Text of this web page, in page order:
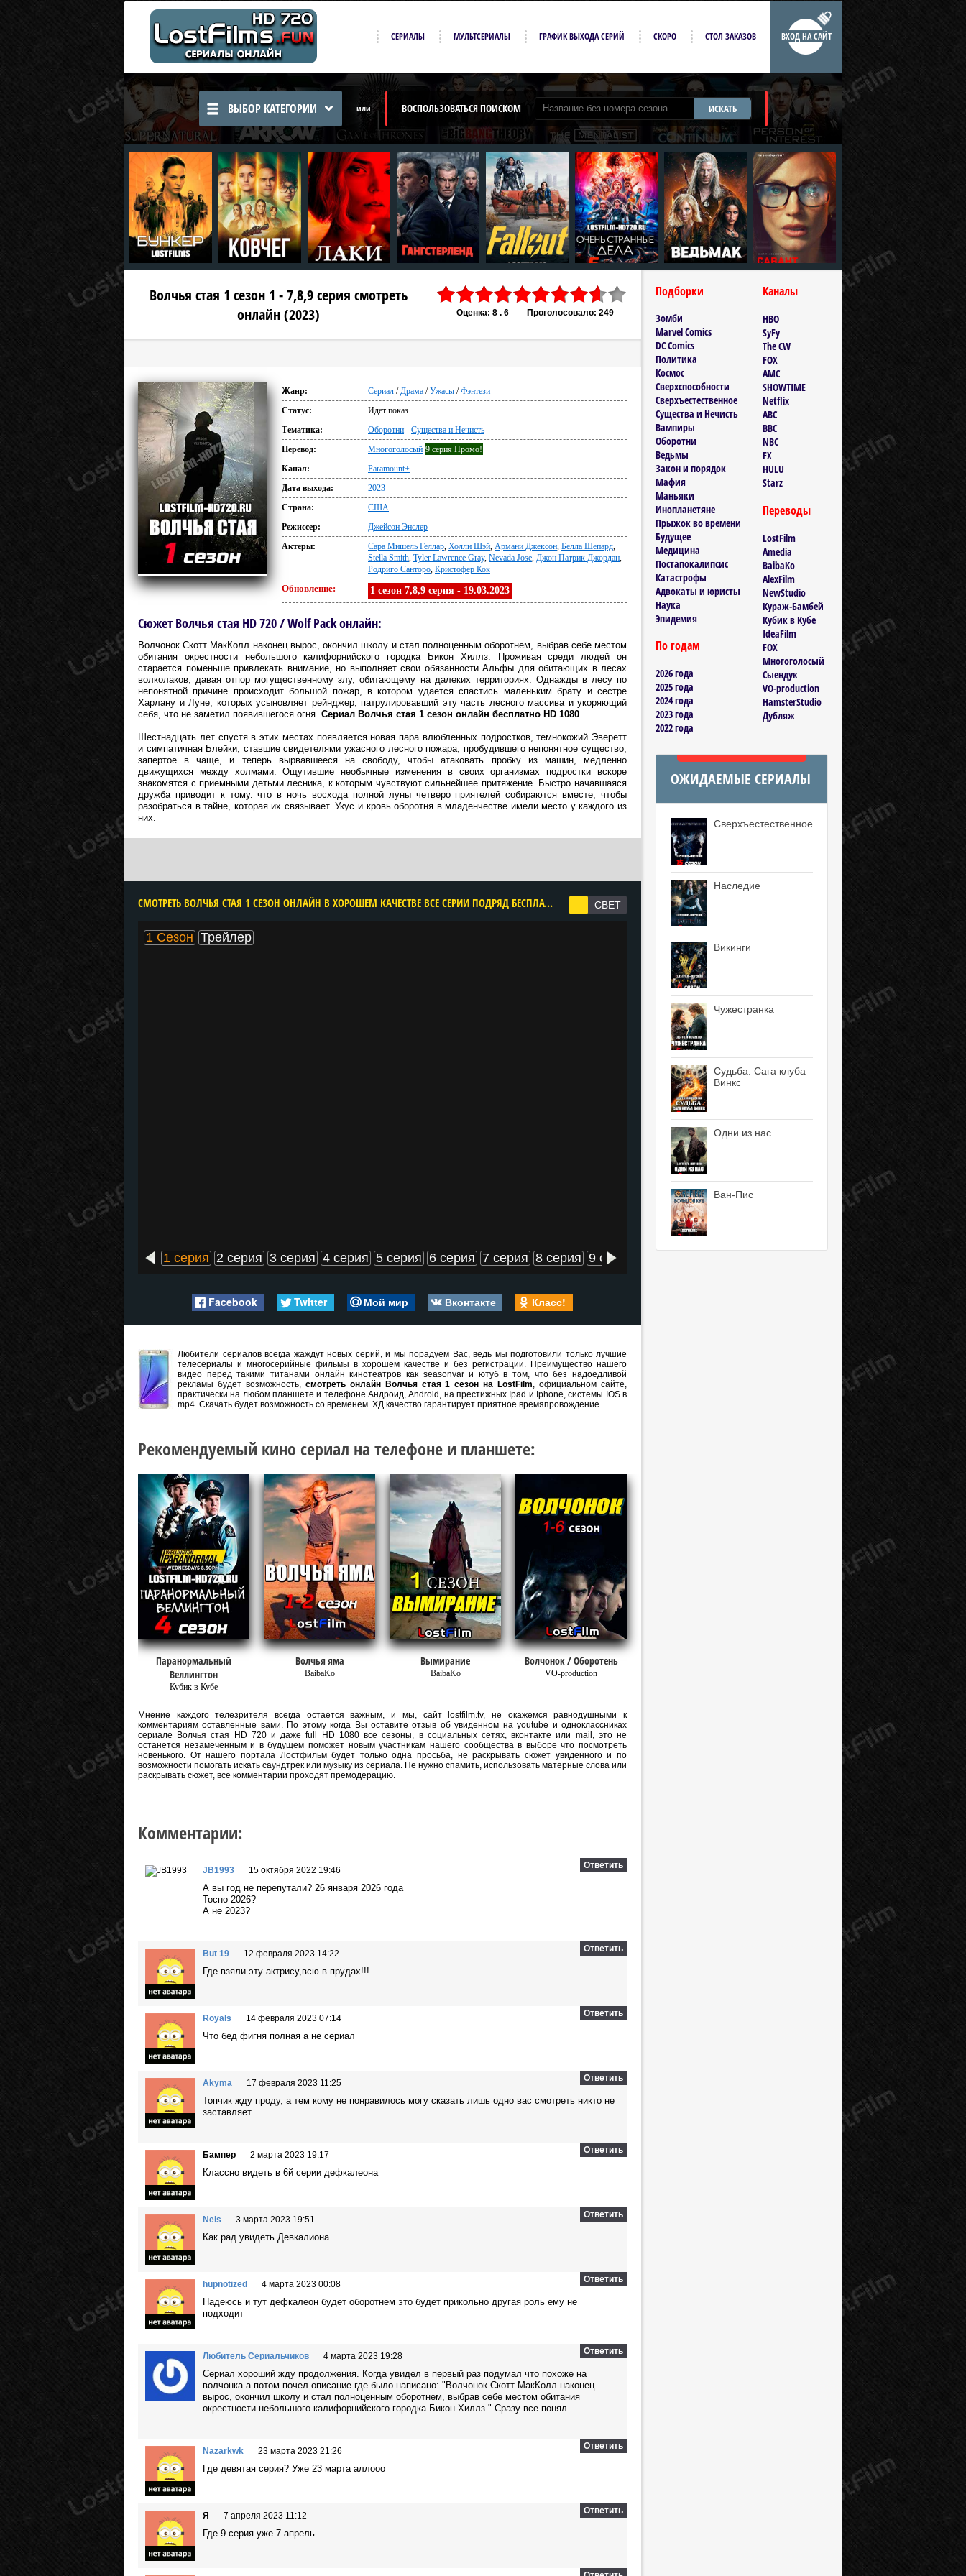
ВХОД НА САЙТ
СЕРИАЛЫ МУЛЬТСЕРИАЛЫ ГРАФИК ВЫХОДА СЕРИЙ СКОРО СТОЛ ЗАКАЗОВ
ВЫБОР КАТЕГОРИИ или ВОСПОЛЬЗОВАТЬСЯ ПОИСКОМ ИСКАТЬ
Оценка: 8 . 6 Проголосовало: 249
Волчья стая 1 сезон 1 - 7,8,9 серия смотреть
онлайн (2023)
Жанр: Сериал /Драма /Ужасы /Фэнтези
Статус:
Идет показ
Тематика:
Оборотни - Существа и Нечисть
Перевод:
Многоголосый 9 серия Промо!
Канал:
Paramount+
Дата выхода:
2023
Страна:
США
Режиссер:
Джейсон Энслер
Актеры:
Сара Мишель Геллар, Холли Шэй, Армани Джексон, Белла Шепард,
Stella Smith, Tyler Lawrence Gray, Nevada Jose, Джон Патрик Джордан,
Родриго Санторо, Кристофер Кок
Обновление: 1 сезон 7,8,9 серия - 19.03.2023
Сюжет Волчья стая HD 720 / Wolf Pack онлайн:
Волчонок Скотт МакКолл наконец вырос, окончил школу и стал полноценным оборотнем, выбрав себе местом
обитания окрестности небольшого калифорнийского городка Бикон Хиллз. Проживая среди людей он
старается поменьше привлекать внимание, но выполняет свои обязанности Альфы для обитающих в лесах
волколаков, давая отпор могущественному злу, обитающему на далеких территориях. Однажды в лесу по
непонятной причине происходит большой пожар, в котором удается спастись маленьким брату и сестре
Харлану и Луне, которых усыновляет рейнджер, патрулировавший эту часть лесного массива и укоряющий
себя, что не заметил появившегося огня. Сериал Волчья стая 1 сезон онлайн бесплатно HD 1080.
Шестнадцать лет спустя в этих местах появляется новая пара влюбленных подростков, темнокожий Эверетт
и симпатичная Блейки, ставшие свидетелями ужасного лесного пожара, пробудившего непонятное существо,
запертое в чаще, и теперь вырвавшееся на свободу, чтобы атаковать пробку из машин, медленно
движущихся между холмами. Ощутившие необычные изменения в своих организмах подростки вскоре
знакомятся с приемными детьми лесника, к которым чувствуют сильнейшее притяжение. Быстро начавшаяся
дружба приводит к тому. что в ночь восхода полной луны четверо приятелей собираются вместе, чтобы
разобраться в тайне, которая их связывает. Укус и кровь оборотня в младенчестве имели место у каждого из
них.
CМОТРЕТЬ ВОЛЧЬЯ СТАЯ 1 СЕЗОН ОНЛАЙН В ХОРОШЕМ КАЧЕСТВЕ ВСЕ СЕРИИ ПОДРЯД БЕСПЛАТНО
1 Сезон Трейлер
1 серия 2 серия 3 серия 4 серия 5 серия 6 серия 7 серия 8 серия 9 серия
Facebook Twitter Мой мир Вконтакте Класс!
Любители сериалов всегда жаждут новых серий, и мы порадуем Вас, ведь мы подготовили только лучшие
телесериалы и многосерийные фильмы в хорошем качестве и без регистрации. Преимущество нашего
видео перед такими титанами онлайн кинотеатров как seasonvar и ютуб в том, что без надоедливой
рекламы будет возможность, смотреть онлайн Волчья стая 1 сезон на LostFilm, официальном сайте,
практически на любом планшете и телефоне Андроид, Android, на престижных Ipad и Iphone, системы IOS в
mp4. Скачать будет возможность со временем. ХД качество гарантирует приятное времяпровождение.
Рекомендуемый кино сериал на телефоне и планшете:
Паранормальный
Веллингтон
Кубик в Кубе
Волчья яма
BaibaKo
Вымирание
BaibaKo
Волчонок / Оборотень
VO-production
Мнение каждого телезрителя всегда остается важным, и мы, сайт lostfilm.tv, не окажемся равнодушными к
комментариям оставленные вами. По этому когда Вы оставите отзыв об увиденном на youtube и одноклассниках
сериале Волчья стая HD 720 и даже full HD 1080 все сезоны, в социальных сетях, вконтакте или mail, это не
останется незамеченным и в будущем поможет новым участникам нашего сообщества в выборе что посмотреть
новенького. От нашего портала Лостфильм будет только одна просьба, не раскрывать сюжет увиденного и по
возможности помогать искать саундтрек или музыку из сериала. Не нужно спамить, использовать матерные слова или
раскрывать сюжет, все комментарии проходят премодерацию.
Комментарии:
JB1993 15 октября 2022 19:46 Ответить
А вы год не перепутали? 26 января 2026 года
Тосно 2026?
А не 2023?
But 19 12 февраля 2023 14:22 Ответить
Где взяли эту актрису,всю в прудах!!!
Royals 14 февраля 2023 07:14 Ответить
Что бед фигня полная а не сериал
Akyma 17 февраля 2023 11:25 Ответить
Топчик жду проду, а тем кому не понравилось могу сказать лишь одно вас смотреть никто не
заставляет.
Бампер 2 марта 2023 19:17 Ответить
Классно видеть в 6й серии дефкалеона
Nels 3 марта 2023 19:51 Ответить
Как рад увидеть Девкалиона
hupnotized 4 марта 2023 00:08 Ответить
Надеюсь и тут дефкалеон будет оборотнем это будет прикольно другая роль ему не
подходит
Любитель Сериальчиков 4 марта 2023 19:28 Ответить
Сериал хороший жду продолжения. Когда увидел в первый раз подумал что похоже на
волчонка а потом почел описание где было написано: "Волчонок Скотт МакКолл наконец
вырос, окончил школу и стал полноценным оборотнем, выбрав себе местом обитания
окрестности небольшого калифорнийского городка Бикон Хиллз." Сразу все понял.
Nazarkwk 23 марта 2023 21:26 Ответить
Где девятая серия? Уже 23 марта аллооо
Я 7 апреля 2023 11:12 Ответить
Где 9 серия уже 7 апрель
Подборки
Зомби
Marvel Comics
DC Comics
Политика
Космос
Сверхспособности
Сверхъестественное
Существа и Нечисть
Вампиры
Оборотни
Ведьмы
Закон и порядок
Мафия
Маньяки
Инопланетяне
Прыжок во времени
Будущее
Медицина
Постапокалипсис
Катастрофы
Адвокаты и юристы
Наука
Эпидемия
По годам
2026 года
2025 года
2024 года
2023 года
2022 года
Каналы
HBO
SyFy
The CW
FOX
AMC
SHOWTIME
Netflix
ABC
BBC
NBC
FX
HULU
Starz
Переводы
LostFilm
Amedia
BaibaKo
AlexFilm
NewStudio
Кураж-Бамбей
Кубик в Кубе
IdeaFilm
FOX
Многоголосый
Сыендук
VO-production
HamsterStudio
Дубляж
ОЖИДАЕМЫЕ СЕРИАЛЫ
Сверхъестественное
Наследие
Викинги
Чужестранка
Судьба: Сага клуба
Винкс
Одни из нас
Ван-Пис